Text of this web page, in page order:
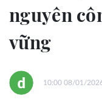
nguyên
vững
10:00 08/01/